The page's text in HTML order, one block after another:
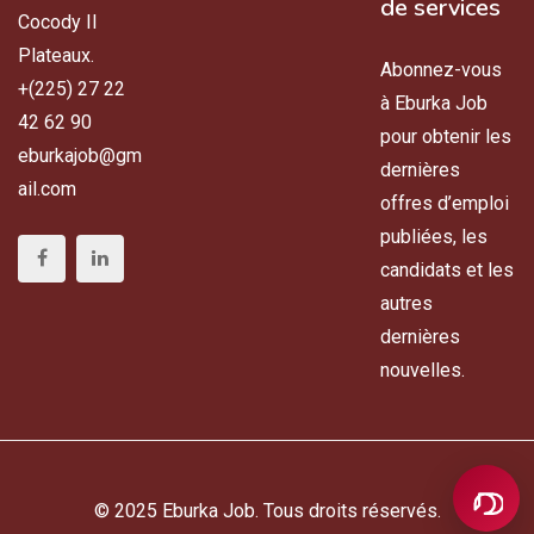
Cocody II
Plateaux.
+(225) 27 22
42 62 90
eburkajob@gm
ail.com
de services
Abonnez-vous
à Eburka Job
pour obtenir les
dernières
offres d’emploi
publiées, les
candidats et les
autres
dernières
nouvelles.
© 2025 Eburka Job. Tous droits réservés.